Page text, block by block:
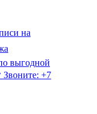
на
выгодной
Звоните: +7